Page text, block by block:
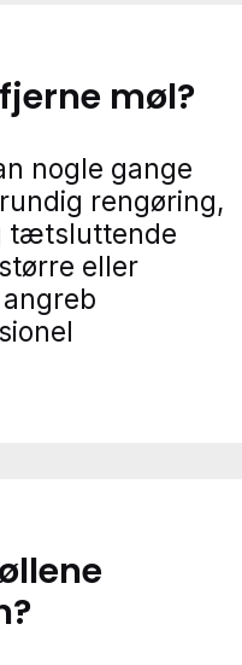
møl?
nogle gange
rengøring,
tætsluttende
eller